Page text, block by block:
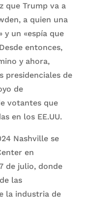
que Trump va a
a quien una
y un «espía que
entonces,
y ahora,
presidenciales de
de
votantes que
en los EE.UU.
Nashville se
en
de julio, donde
las
la industria de